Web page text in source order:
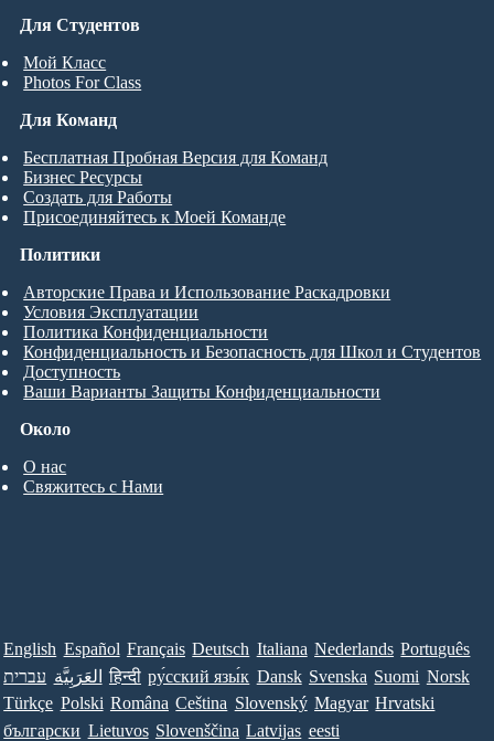
Для Студентов
Мой Класс
Photos For Class
Для Команд
Бесплатная Пробная Версия для Команд
Бизнес Ресурсы
Создать для Работы
Присоединяйтесь к Моей Команде
Около
О нас
Свяжитесь с Нами
Политики
Авторские Права и Использование Раскадровки
Условия Эксплуатации
Политика Конфиденциальности
Конфиденциальность и Безопасность для Школ и Студентов
Доступность
Ваши Варианты Защиты Конфиденциальности
English Español Français Deutsch Italiana Nederlands Português
עברית العَرَبِيَّة हिन्दी ру́сский язы́к Dansk Svenska Suomi Norsk
Türkçe Polski Româna Ceština Slovenský Magyar Hrvatski
български Lietuvos Slovenščina Latvijas eesti